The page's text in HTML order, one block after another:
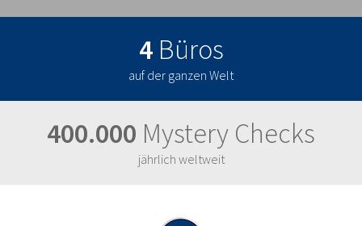
4Büros
auf der ganzen Welt
400.000 Mystery Checks
jährlich weltweit